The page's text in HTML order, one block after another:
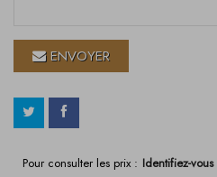
ENVOYER
Pour consulter les prix : Identifiez-vous